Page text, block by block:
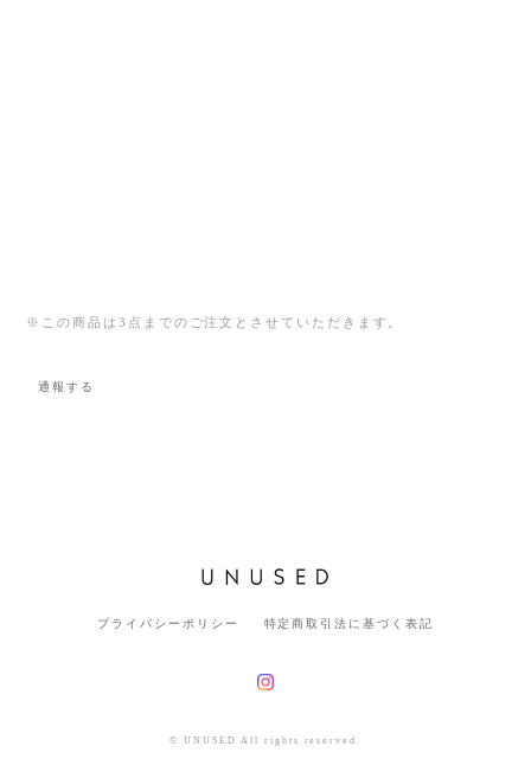
※この商品は3点までのご注文とさせていただきます。
通報する
プライバシーポリシー 特定商取引法に基づく表記
© UNUSED All rights reserved.